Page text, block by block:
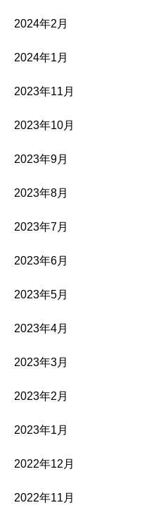
2024年2月
2024年1月
2023年11月
2023年10月
2023年9月
2023年8月
2023年7月
2023年6月
2023年5月
2023年4月
2023年3月
2023年2月
2023年1月
2022年12月
2022年11月